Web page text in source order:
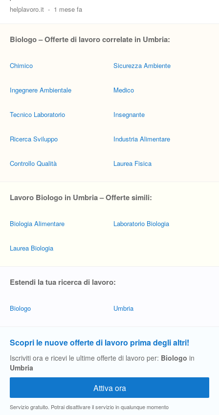
helplavoro.it - 1 mese fa
Biologo – Offerte di lavoro correlate in Umbria:
Chimico
Ingegnere Ambientale
Tecnico Laboratorio
Ricerca Sviluppo
Controllo Qualità
Sicurezza Ambiente
Medico
Insegnante
Industria Alimentare
Laurea Fisica
Lavoro Biologo in Umbria – Offerte simili:
Biologia Alimentare
Laurea Biologia
Laboratorio Biologia
Estendi la tua ricerca di lavoro:
Biologo Umbria
Scopri le nuove offerte di lavoro prima degli altri!
Iscriviti ora e ricevi le ultime offerte di lavoro per: Biologo in
Umbria
Servizio gratuito. Potrai disattivare il servizio in qualunque momento